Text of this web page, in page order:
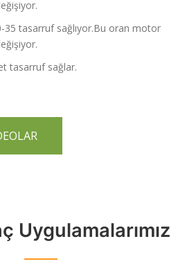
35 tasarruf sağlıyor.Bu oran motor
tasarruf sağlar.
Uygulamalarımız